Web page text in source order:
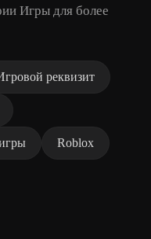
Игры для более
реквизит
Roblox